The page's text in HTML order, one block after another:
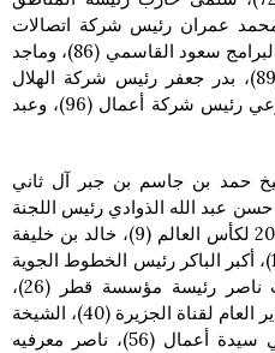
العالمية بجبل علي (80)، محمد عمران رئيس شركة اتصالات
الإمارات في المركز (84)، ومقدم البرامج سعود القاسمي (86)، وماجد
الفطيم رئيس مجموعة الفطيم (89)، بدر جعفر رئيس شركة الهلال
للبترول (94)، سعيد فاضل المزروعي رئيس شركة أعمال (96)، وعبد
حمد بن جاسم بن جبر آل ثاني
هيئة الاستثمار القطرية (4)، حسن عبد الله الذوادي رئيس اللجنة
العليا المشرفة على ملف قطر 2022 لكأس العالم (9)، خالد بن خليفة
آل ثاني رئيس شركة قطر للغاز (12)، أكبر الباكر رئيس الخطوط الجوية
القطرية (23)، الشيخة موزة بنت ناصر رئيسة مؤسسة قطر (26)،
الشيخ أحمد بن جاسم آل ثاني المدير العام لقناة الجزيرة (40)، الشيخة
هنادي بنت ناصر بن خالد آل ثاني سيدة أعمال (56)، ناصر معرفيه